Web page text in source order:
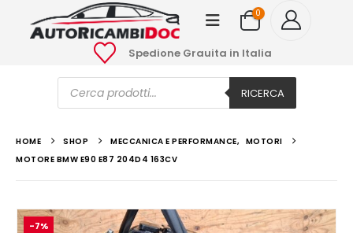
0
Spedione Grauita in Italia
Ricerca
prodotti RICERCA
HOME SHOP MECCANICA E PERFORMANCE, MOTORI
MOTORE BMW E90 E87 204D4 163CV
-7%